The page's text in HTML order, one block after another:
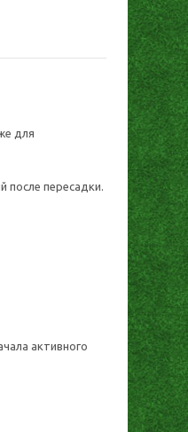
для
после пересадки.
активного